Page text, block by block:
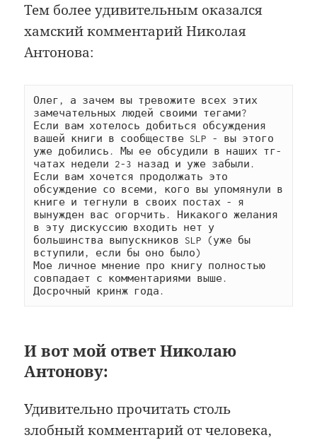
Тем более удивительным оказался
хамский комментарий Николая
Антонова:
Олег, а зачем вы тревожите всех этих
замечательных людей своими тегами?
Если вам хотелось добиться обсуждения
вашей книги в сообществе SLP - вы этого
уже добились. Мы ее обсудили в наших тг-
чатах недели 2-3 назад и уже забыли.
Если вам хочется продолжать это
обсуждение со всеми, кого вы упомянули в
книге и тегнули в своих постах - я
вынужден вас огорчить. Никакого желания
в эту дискуссию входить нет у
большинства выпускников SLP (уже бы
вступили, если бы оно было)
Мое личное мнение про книгу полностью
совпадает с комментариями выше.
Досрочный кринж года.
И вот мой ответ Николаю
Антонову:
Удивительно прочитать столь
злобный комментарий от человека,